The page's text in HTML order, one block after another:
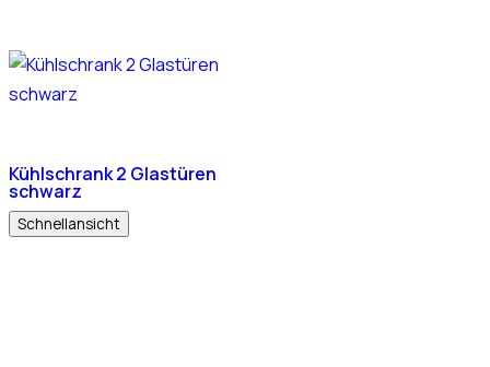
Kühlschrank 2 Glastüren
schwarz
Schnellansicht